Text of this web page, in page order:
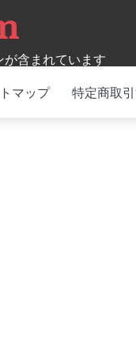
が含まれています
マップ 特定商取